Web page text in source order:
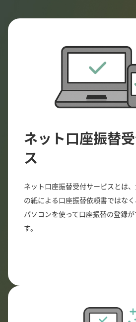
ネット口座振替
ス
ネット口座振替受付サービスとは
の紙による口座振替依頼書ではな
パソコンを使って口座振替の登録
す。